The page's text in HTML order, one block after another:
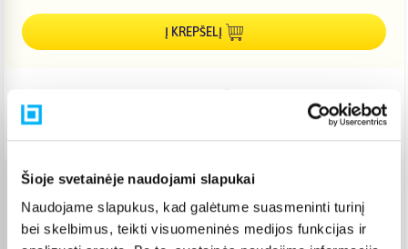
Šioje svetainėje naudojami slapukai
Naudojame slapukus, kad galėtume suasmeninti turinį
bei skelbimus, teikti visuomeninės medijos funkcijas ir
Į KREPŠELĮ
Venipak paštomatas ( 2,39 €
Pristato ir šeštadienį
Rugpjūtis 7d. - Rugpjūtis 11d.